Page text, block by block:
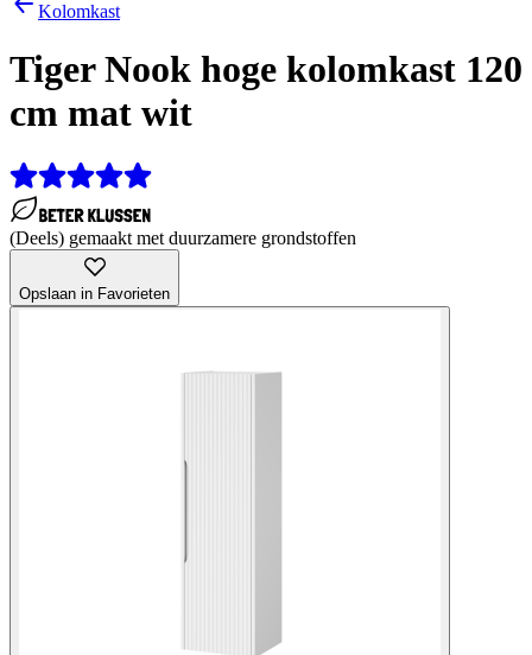
Kolomkast
Tiger Nook hoge kolomkast 120
cm mat wit
(Deels) gemaakt met duurzamere grondstoffen
Opslaan in Favorieten